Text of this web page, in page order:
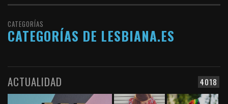
CATEGORÍAS
CATEGORÍAS DE LESBIANA.ES
4018
ACTUALIDAD